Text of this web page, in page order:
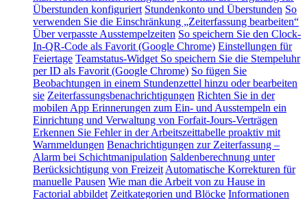
Überstunden konfiguriert Stundenkonto und Überstunden So
verwenden Sie die Einschränkung „Zeiterfassung bearbeiten“
Über verpasste Ausstempelzeiten So speichern Sie den Clock-
In-QR-Code als Favorit (Google Chrome) Einstellungen für
Feiertage Teamstatus-Widget So speichern Sie die Stempeluhr
per ID als Favorit (Google Chrome) So fügen Sie
Beobachtungen in einem Stundenzettel hinzu oder bearbeiten
sie Zeiterfassungsbenachrichtigungen Richten Sie in der
mobilen App Erinnerungen zum Ein- und Ausstempeln ein
Einrichtung und Verwaltung von Forfait-Jours-Verträgen
Erkennen Sie Fehler in der Arbeitszeittabelle proaktiv mit
Warnmeldungen Benachrichtigungen zur Zeiterfassung –
Alarm bei Schichtmanipulation Saldenberechnung unter
Berücksichtigung von Freizeit Automatische Korrekturen für
manuelle Pausen Wie man die Arbeit von zu Hause in
Factorial abbildet Zeitkategorien und Blöcke Informationen